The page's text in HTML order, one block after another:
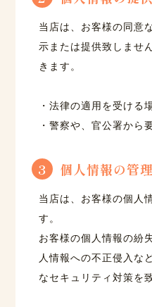
当店は、お客様の同意
示または提供致しませ
きます。
・法律の適用を受ける
・警察や、官公署から
3 個人情報の管
当店は、お客様の個人
す。
お客様の個人情報の紛
人情報への不正侵入な
なセキュリティ対策を